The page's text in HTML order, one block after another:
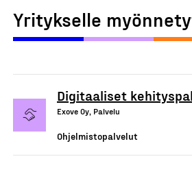
Yritykselle
Digitaaliset
Exove Oy, Palvelu
Ohjelmistopalvelut